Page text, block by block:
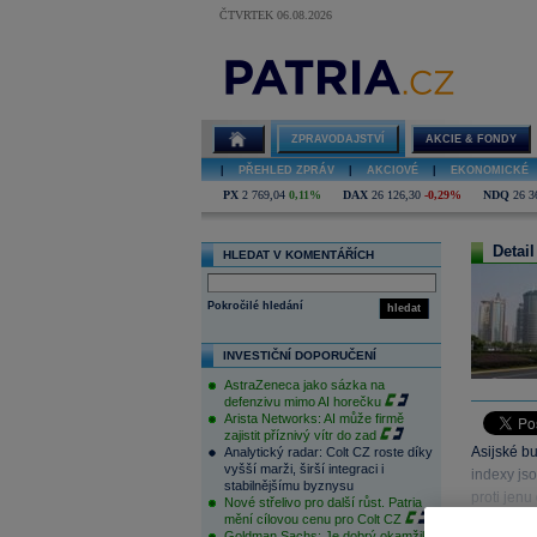
ČTVRTEK 06.08.2026
ZPRAVODAJSTVÍ AKCIE & FONDY
PŘEHLED ZPRÁV AKCIOVÉ EKONOMICKÉ
PX 2 769,04 0,11% DAX 26 126,30 -0,29% NDQ 26
HLEDAT V KOMENTÁŘÍCH
hledat
Pokročilé hledání
INVESTIČNÍ DOPORUČENÍ
AstraZeneca jako sázka na
defenzivu mimo AI horečku
Arista Networks: AI může firmě
zajistit příznivý vítr do zad
Analytický radar: Colt CZ roste díky
vyšší marži, širší integraci i
stabilnějšímu byznysu
Nové střelivo pro další růst. Patria
mění cílovou cenu pro Colt CZ
Asijské
indexy
proti jenu